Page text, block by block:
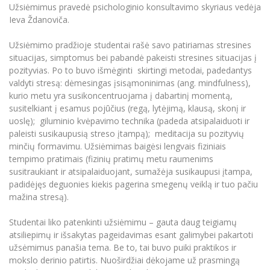
Universiteto teatras
Novikas)
MRU merginų choras
Neformaliuoju ir (ar) savišvietos būdu įgytų
Studijų organizavimas
Erasmus+ mobilumas praktikoms (SMP)
Partnerystės
Vilniaus Karaliaus Sedžiongo institutas
Frankofoniškų šalių studijų centras
Emocinė gerovė
Mokslo laboratorijos
Žmogaus, aplinkos ir technologijų (HET)
Doktorantūra
Projektai
Akademinė leidyba
Mokymų LAB
Mokslo naujienos
Kasmetiniai mokslo renginiai
Akademinė etika
Darbas MRU
Universiteto simbolika
Atributika
Naujienos
Tarptautiškumas
Studentams
Studentams
Darbuotojams
Partnerystės
Darbuotojams
Partnerystės
Azijos centras
Darnus vystymasis
Privatumo politika
Negalia ir individualieji poreikiai
Magistrantūros studijos
Vadovų MBA
Švietimo ir kultūros vadovų MPA
Teisės LL.M.
Papildomosios studijos
Pedagogų rengimas
Doktorantūros studijos
Profesinės bakalauro studijos
Personalo valdymo centras
Studijų Moodle (studijų vykdymui)
Darbuotojų Moodle (kompetencijų tobulinimui)
Studijų tvarkaraštis
Užsiėmimus pravedė psichologinio konsultavimo skyriaus vedėja
Ieva Ždanoviča.
Užsiėmimo pradžioje studentai rašė savo patiriamas stresines
situacijas, simptomus bei pabandė pakeisti stresines situacijas į
pozityvias. Po to buvo išmėginti skirtingi metodai, padedantys
valdyti stresą: dėmesingas įsisąmoninimas (ang. mindfulness),
kurio metu yra susikoncentruojama į dabartinį momentą,
susitelkiant į esamus pojūčius (regą, lytėjimą, klausą, skonį ir
uoslę); giluminio kvėpavimo technika (padeda atsipalaiduoti ir
paleisti susikaupusią streso įtampą); meditacija su pozityvių
minčių formavimu. Užsiėmimas baigėsi lengvais fiziniais
tempimo pratimais (fizinių pratimų metu raumenims
susitraukiant ir atsipalaiduojant, sumažėja susikaupusi įtampa,
padidėjęs deguonies kiekis pagerina smegenų veiklą ir tuo pačiu
mažina stresą).
Studentai liko patenkinti užsiėmimu – gauta daug teigiamų
atsiliepimų ir išsakytas pageidavimas esant galimybei pakartoti
užsėmimus panašia tema. Be to, tai buvo puiki praktikos ir
mokslo derinio patirtis. Nuoširdžiai dėkojame už prasmingą